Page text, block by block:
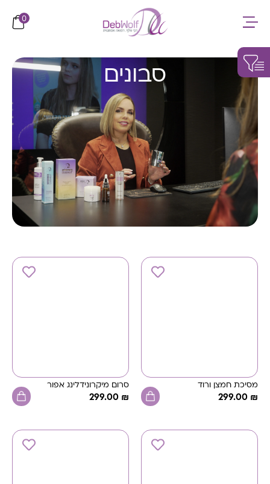
0
סבונים
מסיכת חמצן ורוד
₪
סרום מיקרונידלינג אפור
₪